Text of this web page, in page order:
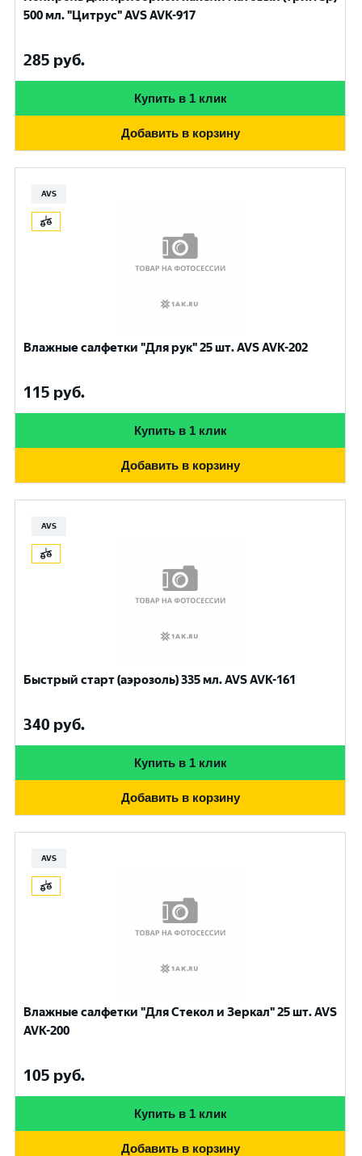
500 мл. "Цитрус" AVS AVK-917
285 руб.
Купить в 1 клик
Добавить в корзину
AVS
Влажные салфетки "Для рук" 25 шт. AVS AVK-202
115 руб.
Купить в 1 клик
Добавить в корзину
AVS
Быстрый старт (аэрозоль) 335 мл. AVS AVK-161
340 руб.
Купить в 1 клик
Добавить в корзину
AVS
Влажные салфетки "Для Стекол и Зеркал" 25 шт. AVS
AVK-200
105 руб.
Купить в 1 клик
Добавить в корзину